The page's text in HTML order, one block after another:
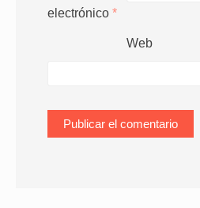
electrónico *
Web